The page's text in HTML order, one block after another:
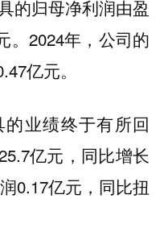
的归母净利润由盈
。2024年，公司的
亿元。
业绩终于有所回
亿元，同比增长
0.17亿元，同比扭